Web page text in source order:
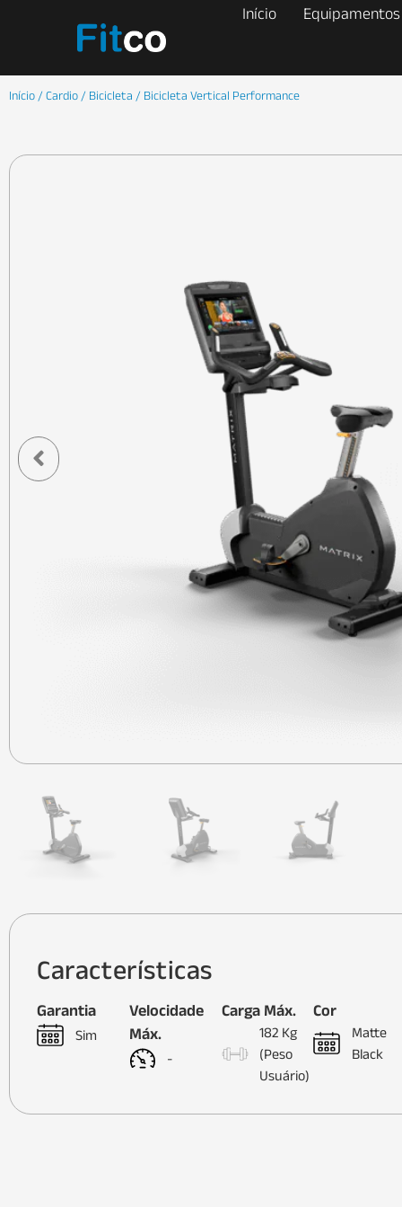
Início Equipamentos
Início /Cardio / Bicicleta / Bicicleta Vertical Performance
Características
Garantia
Sim
Velocidade
Máx.
-
Carga Máx.
182 Kg
(Peso
Usuário)
Cor
Matte
Black